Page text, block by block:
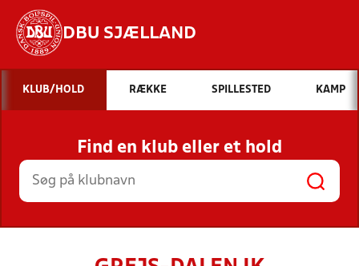
DBU SJÆLLAND
Hvad vil du søge efter?
INDHOLD OG NYHEDER
STILLINGER, RESULTATER, KLUBBER OG
HOLD
KLUB/HOLD RÆKKE SPILLESTED KAMP
Find en klub eller et hold